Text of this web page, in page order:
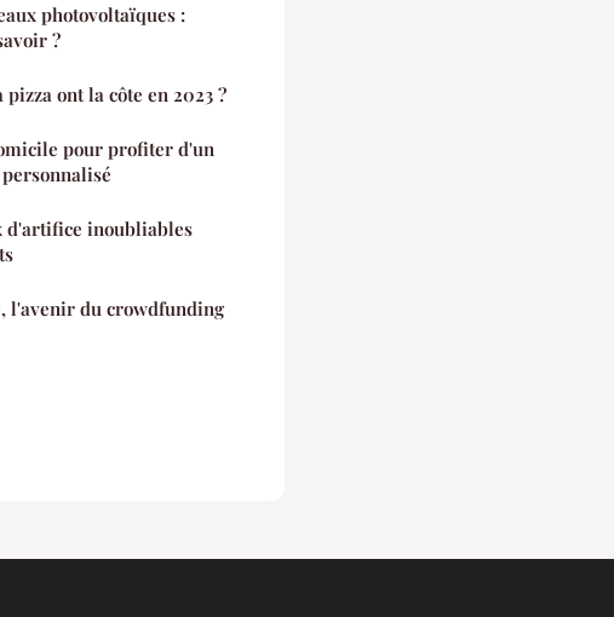
photovoltaïques :
?
ont la côte en 2023 ?
pour profiter d'un
d'artifice inoubliables
l'avenir du crowdfunding